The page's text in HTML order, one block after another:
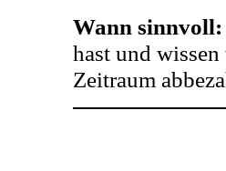
Wann sinnvoll:
hast und
Zeitraum